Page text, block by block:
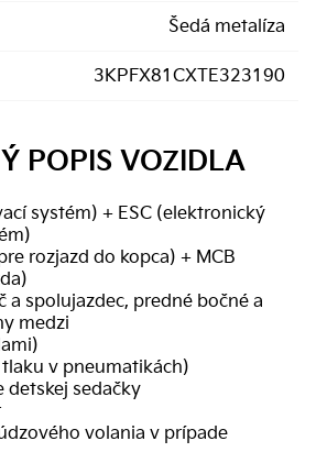
Šedá metalíza
3KPFX81CXTE323190
POPIS VOZIDLA
systém) + ESC (elektronický
rozjazd do kopca) + MCB
a spolujazdec, predné bočné a
medzi
v pneumatikách)
detskej sedačky
volania v prípade